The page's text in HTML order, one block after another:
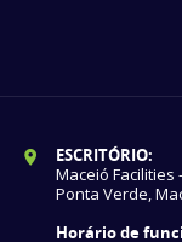
ESCRITÓRIO:
Maceió Facilities
Ponta Verde,
Horário de